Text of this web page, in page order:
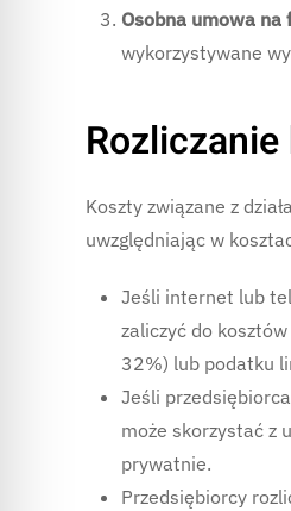
Osobna umowa na
wykorzystywane
Koszty związane z
uwzględniając w
Jeśli internet lub
zaliczyć do
32%) lub podatku
Jeśli
może skorzystać z
prywatnie.
Przedsiębiorcy